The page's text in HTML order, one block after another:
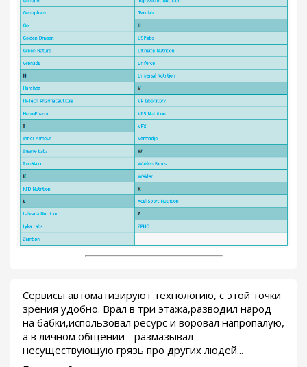
Сервисы автоматизируют технологию, с этой точки
зрения удобно. Врал в три этажа,разводил народ
на бабки,использовал ресурс и воровал напропалую,
а в личном общении - размазывал
несуществующую грязь про других людей...